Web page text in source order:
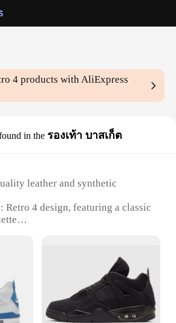
4 products with AliExpress
in the รองเท้า บาสเก็ต
leather and synthetic
Retro 4 design, featuring a classic
Property: Durable construction
Weight or Quantity: Available in
colors
Comes with a set of laces for